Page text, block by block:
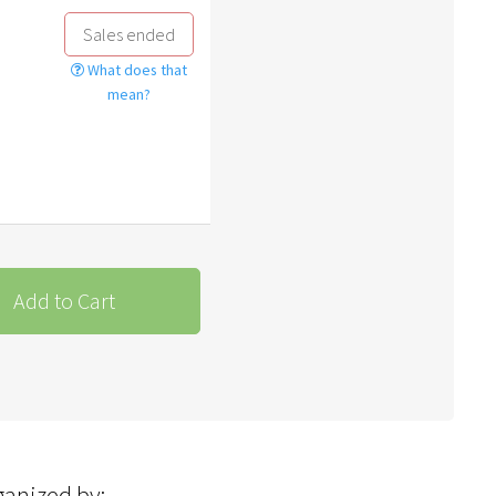
Sales ended
What does that
mean?
Add to Cart